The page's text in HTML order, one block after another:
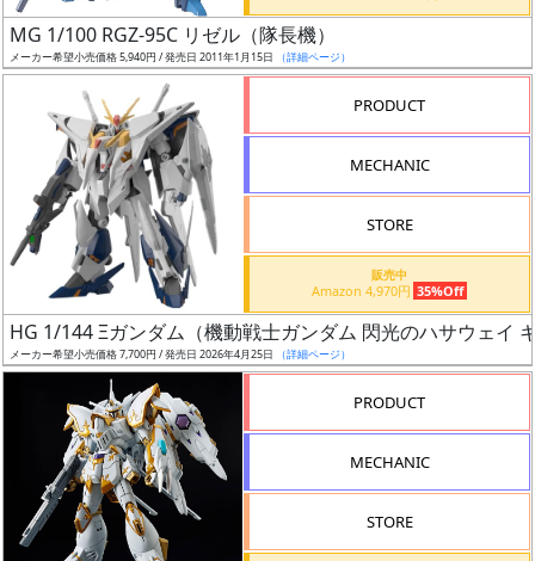
日
発
売
シュ
通知
対象
ギ
ャ
ラ
価
MG 1/100 RGZ-95C リゼル（隊長機）
メーカー希望小売価格 5,940円 / 発売日 2011年1月15日 （詳細ページ）
PRODUCT
MECHANIC
STORE
販売中
Amazon 4,970円 35%Off
HG 1/144 Ξガンダム（機動戦士ガンダム 閃光のハサウェイ
メーカー希望小売価格 7,700円 / 発売日 2026年4月25日 （詳細ページ）
PRODUCT
MECHANIC
STORE